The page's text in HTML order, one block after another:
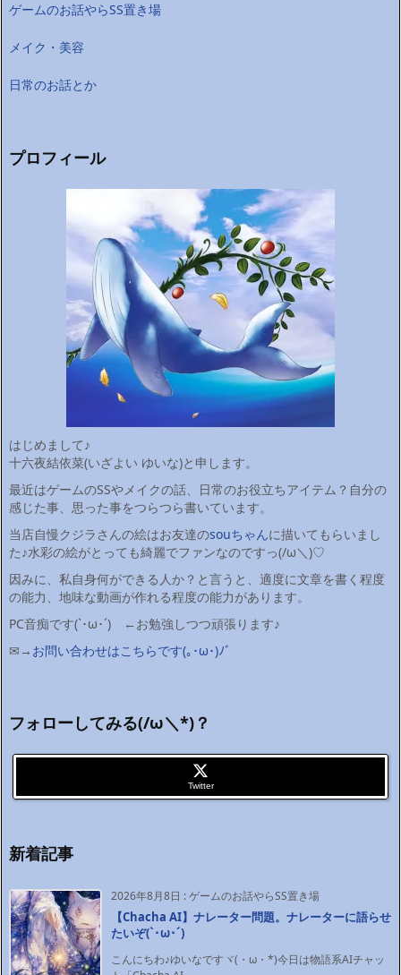
ゲームのお話やらSS置き場
メイク・美容
日常のお話とか
プロフィール
はじめまして♪
十六夜結依菜(いざよい ゆいな)と申します。
最近はゲームのSSやメイクの話、日常のお役立ちアイテム？自分の
感じた事、思った事をつらつら書いています。
当店自慢クジラさんの絵はお友達のsouちゃんに描いてもらいまし
た♪水彩の絵がとっても綺麗でファンなのですっ(/ω＼)♡
因みに、私自身何ができる人か？と言うと、適度に文章を書く程度
の能力、地味な動画が作れる程度の能力があります。
PC音痴です(`･ω･´)ゞ←お勉強しつつ頑張ります♪
✉→ お問い合わせはこちらです(｡･ω･)ﾉﾞ
フォローしてみる(/ω＼*)？
Twitter
新着記事
2026年8月8日 :ゲームのお話やらSS置き場
【Chacha AI】ナレーター問題。ナレーターに語らせ
たいぞ(`･ω･´)ゞ
こんにちわ♪ゆいなですヾ(・ω・*)今日は物語系AIチャッ